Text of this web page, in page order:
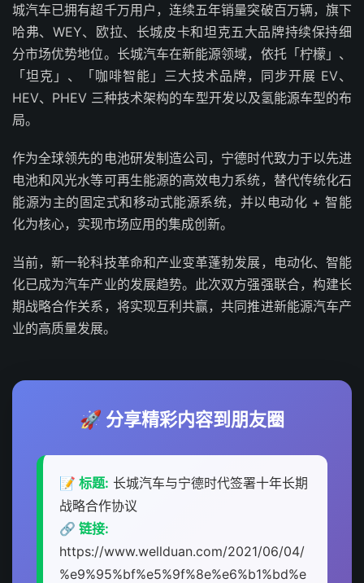
城汽车已拥有超千万用户，连续五年销量突破百万辆，旗下
哈弗、WEY、欧拉、长城皮卡和坦克五大品牌持续保持细
分市场优势地位。长城汽车在新能源领域，依托「柠檬」、
「坦克」、「咖啡智能」三大技术品牌，同步开展 EV、
HEV、PHEV 三种技术架构的车型开发以及氢能源车型的布
局。
作为全球领先的电池研发制造公司，宁德时代致力于以先进
电池和风光水等可再生能源的高效电力系统，替代传统化石
能源为主的固定式和移动式能源系统，并以电动化 + 智能
化为核心，实现市场应用的集成创新。
当前，新一轮科技革命和产业变革蓬勃发展，电动化、智能
化已成为汽车产业的发展趋势。此次双方强强联合，构建长
期战略合作关系，将实现互利共赢，共同推进新能源汽车产
业的高质量发展。
🚀 分享精彩内容到朋友圈
📝 标题: 长城汽车与宁德时代签署十年长期
战略合作协议
🔗 链接:
https://www.wellduan.com/2021/06/04/
%e9%95%bf%e5%9f%8e%e6%b1%bd%e